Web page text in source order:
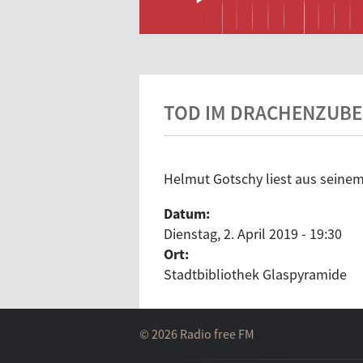
TOD IM
Helmut Gotschy liest aus
Datum:
Dienstag, 2. April 2019 - 19:30
Ort:
Stadtbibliothek Glaspyramide
© 2026 Radio free FM